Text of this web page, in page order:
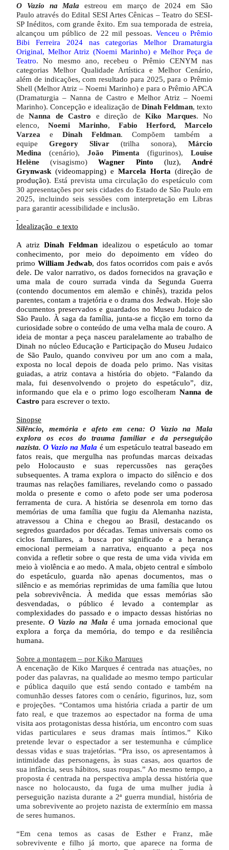
O Vazio na Mala estreou em março de 2024 em São
Pauloatravés do Edital SESI Artes Cênicas – Teatro do SESI-
SP Inéditos, com grande êxito. Em sua temporada de estreia,
alcançou um público de 22 mil pessoas. Venceu o Prêmio
Bibi Ferreira 2024 nas categorias Melhor Dramaturgia
Original, Melhor Atriz (Noemi Marinho) e Melhor Peça de
Teatro.No mesmo ano, recebeu o Prêmio CENYM nas
categorias Melhor Qualidade Artística e Melhor Cenário,
além de indicações, com resultado para 2025, para o Prêmio
Shell (Melhor Atriz – Noemi Marinho) e para o Prêmio APCA
(Dramaturgia – Nanna de Castro e Melhor Atriz – Noemi
Marinho). Concepção e idealização de Dinah Feldman, texto
deNanna de Castro e direção deKiko Marques. No
elenco, Noemi Marinho, Fabio Herford, Marcelo
Varzea e Dinah Feldman. Compõem também a
equipe Gregory Slivar (trilha sonora), Márcio
Medina (cenário),João Pimenta(figurinos),Louise
Helène(visagismo)Wagner Pinto (luz),André
Grynwask(videomapping) e Marcela Horta (direção de
produção). Está prevista uma circulação do espetáculo com
30 apresentações por seis cidades do Estado de São Paulo em
2025, incluindo seis sessões com interpretação em Libras
para garantir acessibilidade e inclusão.
Idealização e texto
A atrizDinah Feldmanidealizou o espetáculo ao tomar
conhecimento, por meio do depoimento em vídeo do
primo William Jedwab, dos fatos ocorridos com pais e avós
dele. De valor narrativo, os dados fornecidos na gravação e
uma mala de couro surrada vinda da Segunda Guerra
(contendo documentos em alemão e chinês), trazida pelos
parentes, contam a trajetória e o drama dos Jedwab. Hoje são
documentos preservados e guardados no Museu Judaico de
São Paulo. À saga da família, junta-se a ficção em torno da
curiosidade sobre o conteúdo de uma velha mala de couro. A
ideia de montar a peça nasceu paralelamente ao trabalho de
Dinah no núcleo Educação e Participação do Museu Judaico
de São Paulo, quando conviveu por um ano com a mala,
exposta no local depois de doada pelo primo. Nas visitas
guiadas, a atriz contava a história do objeto. “Falando da
mala, fui desenvolvendo o projeto do espetáculo”, diz,
informando que ela e o primo logo escolheramNanna de
Castro para escrever o texto.
Sinopse
Silêncio, memória e afeto em cena: O Vazio na Mala
explora os ecos do trauma familiar e da perseguição
nazista.O Vazio na Mala é um espetáculo teatral baseado em
fatos reais, que mergulha nas profundas marcas deixadas
pelo Holocausto e suas repercussões nas gerações
subsequentes. A trama explora o impacto do silêncio e dos
traumas nas relações familiares, revelando como o passado
molda o presente e como o afeto pode ser uma poderosa
ferramenta de cura. A história se desenrola em torno das
memórias de uma família que fugiu da Alemanha nazista,
atravessou a China e chegou ao Brasil, destacando os
segredos guardados por décadas. Temas universais como os
ciclos familiares, a busca por significado e a herança
emocional permeiam a narrativa, enquanto a peça nos
convida a refletir sobre o que resta de uma vida vivida em
meio à violência e ao medo. A mala, objeto central e símbolo
do espetáculo, guarda não apenas documentos, mas o
silêncio e as memórias reprimidas de uma família que lutou
pela sobrevivência. À medida que essas memórias são
desvendadas, o público é levado a contemplar as
complexidades do passado e o impacto dessas histórias no
presente.O Vazio na Mala é uma jornada emocional que
explora a força da memória, do tempo e da resiliência
humana.
Sobre a montagem – por Kiko Marques
A encenação de Kiko Marques é centrada nas atuações, no
poder das palavras, na qualidade ao mesmo tempo particular
e pública daquilo que está sendo contado e também na
comunhão desses fatores com o cenário, figurinos, luz, som
e projeções. “Contamos uma história criada a partir de um
fato real, e que trazemos ao espectador na forma de uma
visita aos protagonistas dessa história, um encontro com suas
vidas particulares e seus dramas mais íntimos.” Kiko
pretende levar o espectador a ser testemunha e cúmplice
dessas vidas e suas trajetórias. “Pra isso, os apresentamos à
intimidade das personagens, às suas casas, aos quartos de
sua infância, seus hábitos, suas roupas.” Ao mesmo tempo, a
proposta é centrada na perspectiva ampla dessa história que
nasce no holocausto, da fuga de uma mulher judia à
perseguição nazista durante a 2ª guerra mundial, história de
uma sobrevivente ao projeto nazista de extermínio em massa
de seres humanos.
“Em cena temos as casas de Esther e Franz, mãe
sobrevivente e filho já morto, que aparece na forma de